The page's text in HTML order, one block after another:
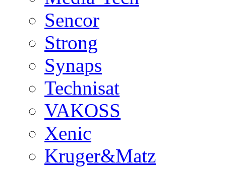
Sencor
Strong
Synaps
Technisat
VAKOSS
Xenic
Kruger&Matz